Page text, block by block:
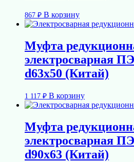
867 ₽ В корзину
Муфта
электросварная
d63х50 (Китай)
1 117 ₽ В корзину
Муфта
электросварная
d90х63 (Китай)